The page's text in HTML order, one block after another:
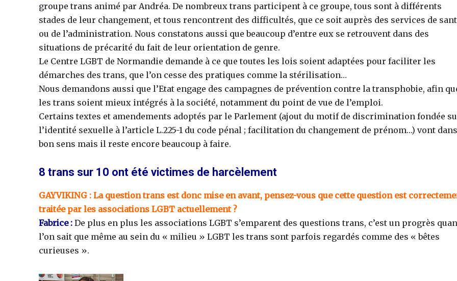
groupe trans animé par Andréa. De nombreux trans participent à ce groupe, tous sont à différents
stades de leur changement, et tous rencontrent des difficultés, que ce soit auprès des services de
ou de l’administration. Nous constatons aussi que beaucoup d’entre eux se retrouvent dans des
situations de précarité du fait de leur orientation de genre.
Le Centre LGBT de Normandie demande à ce que toutes les lois soient adaptées pour faciliter les
démarches des trans, que l’on cesse des pratiques comme la stérilisation…
Nous demandons aussi que l’Etat engage des campagnes de prévention contre la transphobie, afin
les trans soient mieux intégrés à la société, notamment du point de vue de l’emploi.
Certains textes et amendements adoptés par le Parlement (ajout du motif de discrimination fondée
l’identité sexuelle à l’article L.225-1 du code pénal ; facilitation du changement de prénom…) vont
bon sens mais il reste encore beaucoup à faire.
8 trans sur 10 ont été victimes de harcèlement
GAYVIKING : La question trans est donc mise en avant, pensez-vous que cette question est
traitée par les associations LGBT actuellement ?
Fabrice : De plus en plus les associations LGBT s’emparent des questions trans, c’est un progrès
l’on sait que même au sein du « milieu » LGBT les trans sont parfois regardés comme des « bêtes
curieuses ».